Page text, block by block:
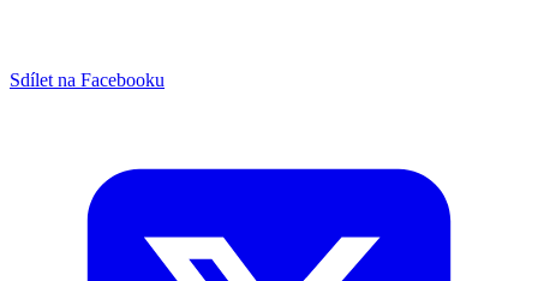
Sdílet na Facebooku